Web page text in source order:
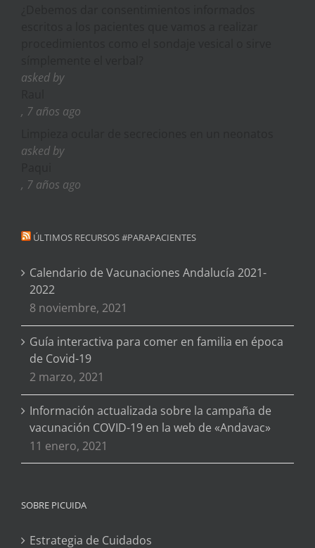
asked by
, 7 años ago
asked by
, 7 años ago
ÚLTIMOS RECURSOS #PARAPACIENTES
Calendario de Vacunaciones Andalucía 2021-
2022
8 noviembre, 2021
Guía interactiva para comer en familia en época
de Covid-19
2 marzo, 2021
Información actualizada sobre la campaña de
vacunación COVID-19 en la web de «Andavac»
11 enero, 2021
SOBRE PICUIDA
Estrategia de Cuidados